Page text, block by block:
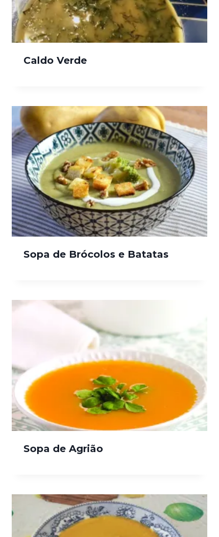
Caldo Verde
Sopa de Brócolos e Batatas
Sopa de Agrião